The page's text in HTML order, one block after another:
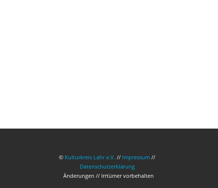
© Kulturkreis Lahr e.V. // Impressum //
Datenschutzerklärung
Änderungen // Irrtümer vorbehalten